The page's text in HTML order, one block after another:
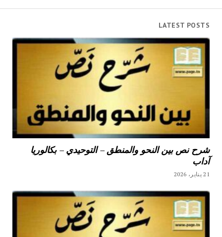
LATEST POSTS
شرح نص بين النحو والمنطق – التوحيدي – بكالوريا
آداب
21 يناير، 2026